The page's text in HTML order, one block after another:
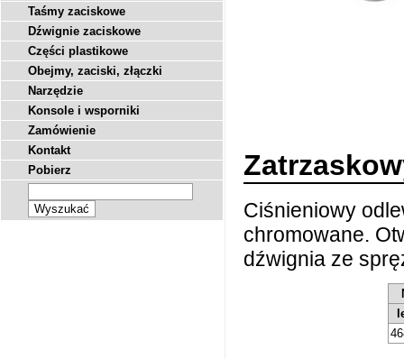
Ciśnieniowy
chromowane.
dźwignia ze
Taśmy zaciskowe
Dźwignie zaciskowe
Części plastikowe
Obejmy, zaciski, złączki
Narzędzie
Konsole i wsporniki
Zamówienie
Kontakt
Pobierz